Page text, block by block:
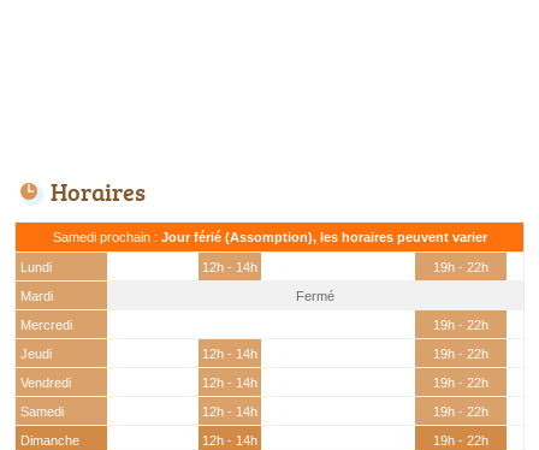
Horaires
Samedi prochain : Jour férié (Assomption), les horaires peuvent varier
Lundi 12h - 14h
19h - 22h
Mardi
Fermé
Mercredi
19h - 22h
Jeudi
12h - 14h
19h - 22h
Vendredi
12h - 14h
19h - 22h
Samedi
12h - 14h
19h - 22h
Dimanche
12h - 14h 19h - 22h